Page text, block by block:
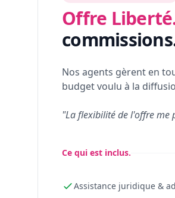
Offre
Nos agents gèrent en
budget voulu à la
"La flexibilité de l'offre me
Ce qui est inclus.
Assistance juridique &